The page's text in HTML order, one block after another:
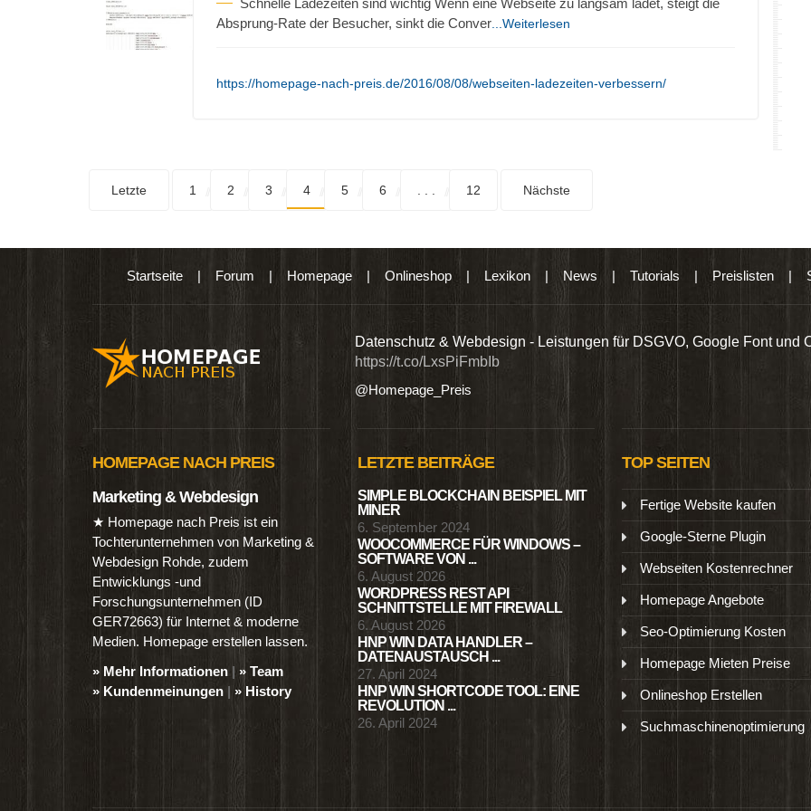
Schnelle Ladezeiten sind wichtig Wenn eine Webseite zu langsam ladet, steigt die
Absprung-Rate der Besucher, sinkt die Conver ...Weiterlesen
https://homepage-nach-preis.de/2016/08/08/webseiten-ladezeiten-verbessern/
Letzte 1 2 3 4 5 6 12 Nächste
Startseite| Forum | Homepage| Onlineshop| Lexikon|News | Tutorials | Preislisten|
Produkten wie Ebooks & DVDs.… Datenschutz & Webdesign - Leistungen für DSGVO, Google Font und
https://t.co/LxsPiFmbIb
@Homepage_Preis
HOMEPAGE NACH PREIS
Marketing & Webdesign
★ Homepage nach Preis ist ein
Tochterunternehmen von Marketing &
Webdesign Rohde, zudem
Entwicklungs -und
Forschungsunternehmen (ID
GER72663) für Internet & moderne
Medien. Homepage erstellen lassen.
» Mehr Informationen | » Team
» Kundenmeinungen | » History
LETZTE BEITRÄGE
SIMPLE BLOCKCHAIN BEISPIEL MIT
MINER
6. September 2024
WOOCOMMERCE FÜR WINDOWS –
SOFTWARE VON ...
6. August 2026
WORDPRESS REST API
SCHNITTSTELLE MIT FIREWALL
6. August 2026
HNP WIN DATA HANDLER –
DATENAUSTAUSCH ...
27. April 2024
HNP WIN SHORTCODE TOOL: EINE
REVOLUTION ...
26. April 2024
TOP SEITEN
Fertige Website kaufen
Google-Sterne Plugin
Webseiten Kostenrechner
Homepage Angebote
Seo-Optimierung Kosten
Homepage Mieten Preise
Onlineshop Erstellen
Suchmaschinenoptimierung